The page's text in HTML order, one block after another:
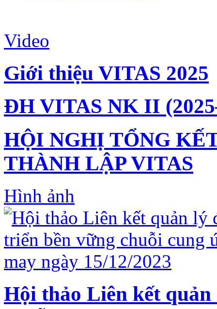
Video
Giới thiệu VITAS 2025
ĐH VITAS NK II
HỘI NGHỊ TỔNG
THÀNH LẬP VITAS
Hình ảnh
Hội thảo Liên kết